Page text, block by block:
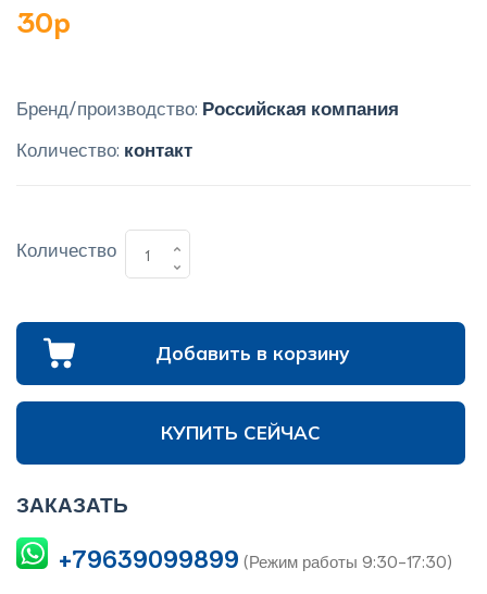
30p
Бренд/производство: Российская компания
Количество: контакт
Количество
Добавить в корзину
КУПИТЬ СЕЙЧАС
ЗАКАЗАТЬ
+79639099899 (Режим работы 9:30-17:30)